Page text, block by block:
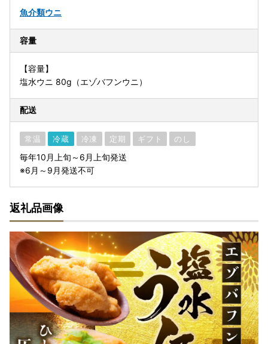
魚介類ウニ
容量
【容量】
塩水ウニ 80g（エゾバフンウニ）
配送
常温 冷蔵 冷凍 定期 ギフト のし
毎年10月上旬～6月上旬発送
※6月～9月発送不可
返礼品画像